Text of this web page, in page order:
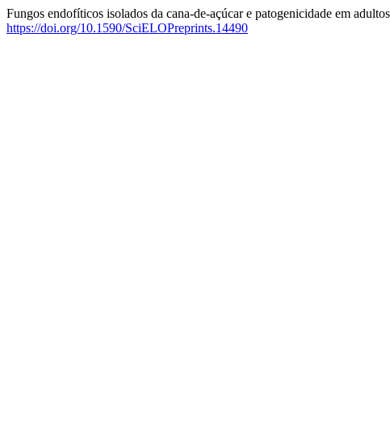
Fungos endofíticos isolados da cana-de-açúcar e patogenicidade em
https://doi.org/10.1590/SciELOPreprints.14490